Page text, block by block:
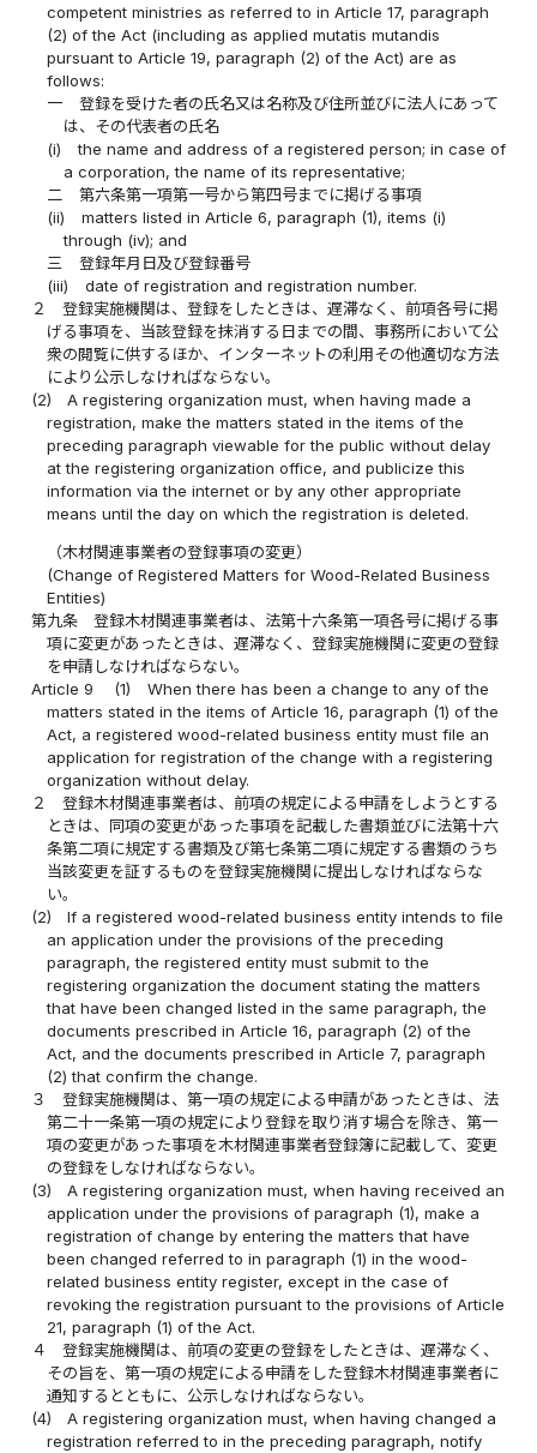
competent ministries as referred to in Article 17, paragraph
(2) of the Act (including as applied mutatis mutandis
pursuant to Article 19, paragraph (2) of the Act) are as
follows:
一
登録を受けた者の氏名又は名称及び住所並びに法人にあって
は、その代表者の氏名
(i)
the name and address of a registered person; in case of
a corporation, the name of its representative;
二
第六条第一項第一号から第四号までに掲げる事項
(ii)
matters listed in Article 6, paragraph (1), items (i)
through (iv); and
三
登録年月日及び登録番号
(iii)
date of registration and registration number.
２
登録実施機関は、登録をしたときは、遅滞なく、前項各号に掲
げる事項を、当該登録を抹消する日までの間、事務所において公
衆の閲覧に供するほか、インターネットの利用その他適切な方法
により公示しなければならない。
(2)
A registering organization must, when having made a
registration, make the matters stated in the items of the
preceding paragraph viewable for the public without delay
at the registering organization office, and publicize this
information via the internet or by any other appropriate
means until the day on which the registration is deleted.
（木材関連事業者の登録事項の変更）
(Change of Registered Matters for Wood-Related Business
Entities)
第九条
登録木材関連事業者は、法第十六条第一項各号に掲げる事
項に変更があったときは、遅滞なく、登録実施機関に変更の登録
を申請しなければならない。
Article 9
(1)
When there has been a change to any of the
matters stated in the items of Article 16, paragraph (1) of the
Act, a registered wood-related business entity must file an
application for registration of the change with a registering
organization without delay.
２
登録木材関連事業者は、前項の規定による申請をしようとする
ときは、同項の変更があった事項を記載した書類並びに法第十六
条第二項に規定する書類及び第七条第二項に規定する書類のうち
当該変更を証するものを登録実施機関に提出しなければならな
い。
(2)
If a registered wood-related business entity intends to file
an application under the provisions of the preceding
paragraph, the registered entity must submit to the
registering organization the document stating the matters
that have been changed listed in the same paragraph, the
documents prescribed in Article 16, paragraph (2) of the
Act, and the documents prescribed in Article 7, paragraph
(2) that confirm the change.
３
登録実施機関は、第一項の規定による申請があったときは、法
第二十一条第一項の規定により登録を取り消す場合を除き、第一
項の変更があった事項を木材関連事業者登録簿に記載して、変更
の登録をしなければならない。
(3)
A registering organization must, when having received an
application under the provisions of paragraph (1), make a
registration of change by entering the matters that have
been changed referred to in paragraph (1) in the wood-
related business entity register, except in the case of
revoking the registration pursuant to the provisions of Article
21, paragraph (1) of the Act.
４
登録実施機関は、前項の変更の登録をしたときは、遅滞なく、
その旨を、第一項の規定による申請をした登録木材関連事業者に
通知するとともに、公示しなければならない。
(4)
A registering organization must, when having changed a
registration referred to in the preceding paragraph, notify